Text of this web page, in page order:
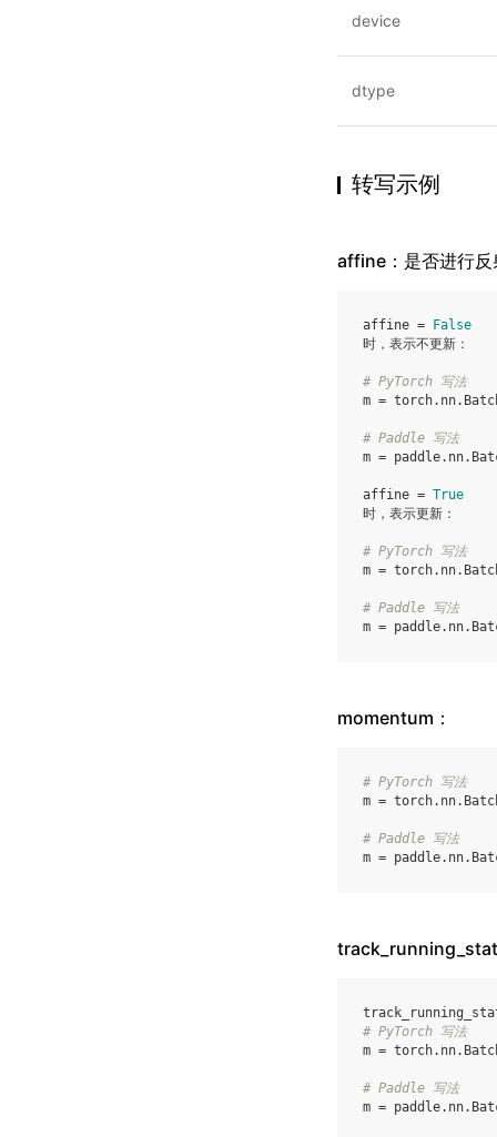
device
dtype
转写示例
affine：是否进行反
affine =
False
时，表示不更新：
# PyTorch 写法
m =
# Paddle 写法
m =
affine = True
时，表示更新：
# PyTorch 写法
m =
# Paddle 写法
m =
momentum：
# PyTorch 写法
m = torch. nn.
# Paddle 写法
m = paddle. nn.
# PyTorch 写法
m = torch. nn.
# Paddle 写法
m = paddle. nn.